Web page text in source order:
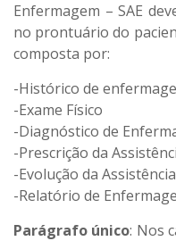
Enfermagem – SAE
no prontuário do
composta por:
-Histórico de
-Exame Físico
-Diagnóstico de
-Prescrição da
-Evolução da
-Relatório de
Parágrafo único: Nos